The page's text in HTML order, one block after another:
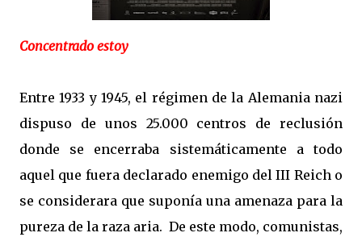
Concentrado estoy
Entre 1933 y 1945, el régimen de la Alemania nazi
dispuso de unos 25.000 centros de reclusión
donde se encerraba sistemáticamente a todo
aquel que fuera declarado enemigo del III Reich o
se considerara que suponía una amenaza para la
pureza de la raza aria. De este modo, comunistas,